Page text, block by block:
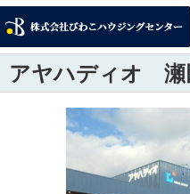
アヤハディオ 瀬